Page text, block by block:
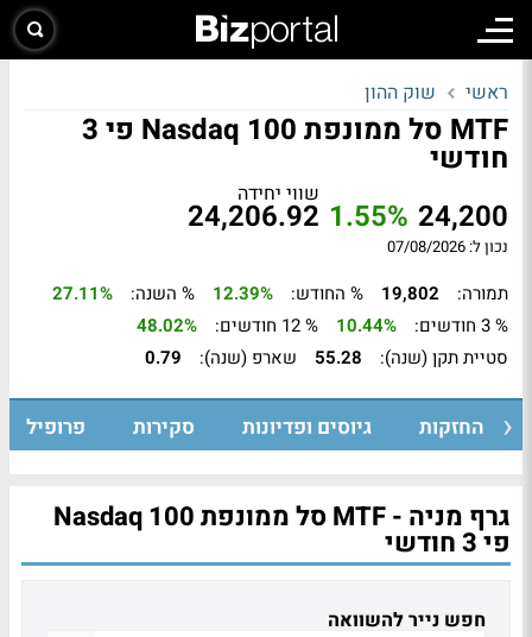
ראשי שוק ההון
MTF סל ממונפת Nasdaq 100 פי 3
חודשי
24,200
1.55%
שווי יחידה
24,206.92
נכון ל: 07/08/2026
תמורה: 19,802 % החודש: 12.39% % השנה:
27.11%
% 3 חודשים:
10.44% % 12 חודשים:
48.02%
סטיית תקן (שנה):
55.28 שארפ (שנה): 0.79
החזקות גיוסים ופדיונות סקירות פרופיל
גרף מניה - MTF סל ממונפת Nasdaq 100
פי 3 חודשי
חפש נייר להשוואה